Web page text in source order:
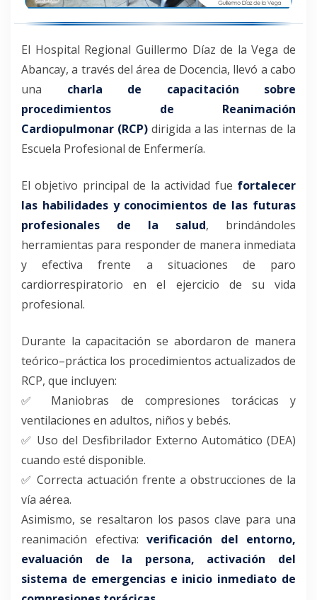
El Hospital Regional Guillermo Díaz de la Vega de
Abancay, a través del área de Docencia, llevó a cabo
una charla de capacitación sobre
procedimientos de Reanimación
Cardiopulmonar (RCP)dirigida a las internas de la
Escuela Profesional de Enfermería.
El objetivo principal de la actividad fue fortalecer
las habilidades y conocimientos de las futuras
profesionales de la salud, brindándoles
herramientas para responder de manera inmediata
y efectiva frente a situaciones de paro
cardiorrespiratorio en el ejercicio de su vida
profesional.
Durante la capacitación se abordaron de manera
teórico–práctica los procedimientos actualizados de
RCP, que incluyen:
✅ Maniobras de compresiones torácicas y
ventilaciones en adultos, niños y bebés.
✅ Uso del Desfibrilador Externo Automático (DEA)
cuando esté disponible.
✅ Correcta actuación frente a obstrucciones de la
vía aérea.
Asimismo, se resaltaron los pasos clave para una
reanimación efectiva: verificación del entorno,
evaluación de la persona, activación del
sistema de emergencias e inicio inmediato de